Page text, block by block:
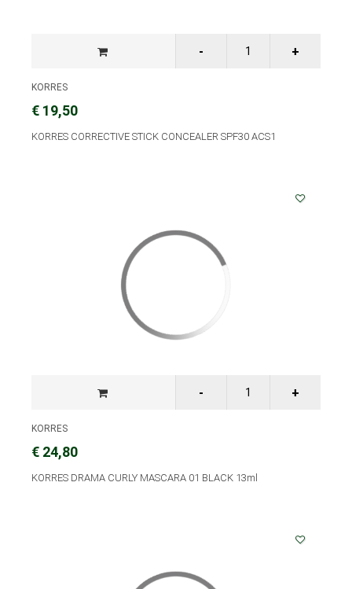
KORRES
€ 19,50
KORRES CORRECTIVE STICK CONCEALER SPF30 ACS1
KORRES
€ 24,80
KORRES DRAMA CURLY MASCARA 01 BLACK 13ml